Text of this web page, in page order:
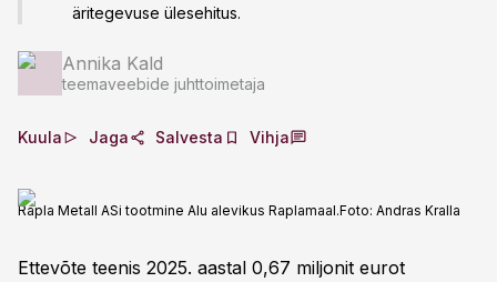
äritegevuse ülesehitus.
Annika Kald
teemaveebide juhttoimetaja
Kuula Jaga Salvesta Vihja
Rapla Metall ASi tootmine Alu alevikus Raplamaal.Foto: Andras Kralla
Ettevõte teenis 2025. aastal 0,67 miljonit eurot